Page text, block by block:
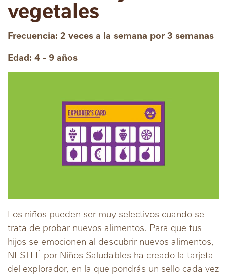
vegetales
Frecuencia: 2 veces a la semana por 3 semanas
Edad: 4 - 9 años
Los niños pueden ser muy selectivos cuando se
trata de probar nuevos alimentos. Para que tus
hijos se emocionen al descubrir nuevos alimentos,
NESTLÉ por Niños Saludables ha creado la tarjeta
del explorador, en la que pondrás un sello cada vez